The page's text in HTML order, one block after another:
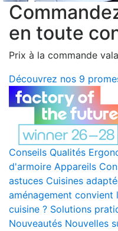
en toute
Prix à la commande
Découvrez nos 9
Conseils Qualités
d'armoire Appareils
astuces Cuisines
aménagement
cuisine ? Solutions
Nouveautés Nouvelles